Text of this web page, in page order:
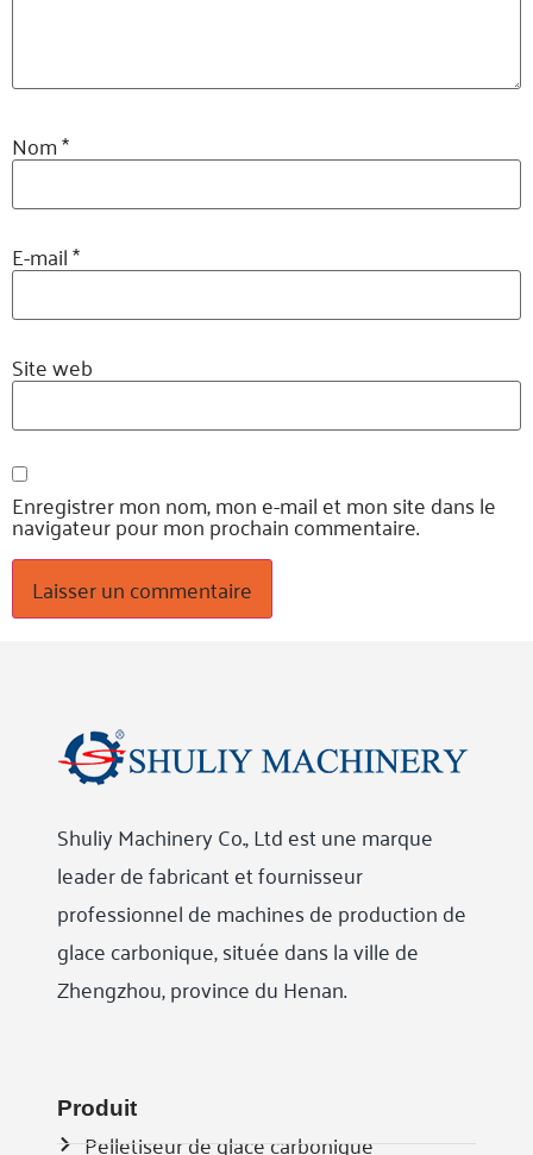
Nom*
E-mail*
Site web
Enregistrer mon nom, mon e-mail et mon site dans le
navigateur pour mon prochain commentaire.
Shuliy Machinery Co., Ltd est une marque
leader de fabricant et fournisseur
professionnel de machines de production de
glace carbonique, située dans la ville de
Zhengzhou, province du Henan.
Produit
Pelletiseur de glace carbonique